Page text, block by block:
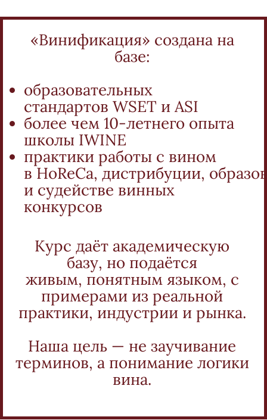
«Винификация» создана на
базе:
образовательных
стандартов WSET и ASI
более чем 10-летнего опыта
школы IWINE
практики работы с вином
в HoReCa, дистрибуции,
и судействе винных
конкурсов
Курс даёт академическую
базу, но подаётся
живым, понятным языком, с
примерами из реальной
практики, индустрии и рынка.
Наша цель — не заучивание
терминов, а понимание логики
вина.